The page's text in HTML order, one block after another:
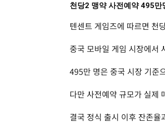
천당2 맹약 사전예약 495만
텐센트 게임즈에 따르면 천
중국 모바일 게임 시장에서
495만 명은 중국 시장 기준
다만 사전예약 규모가 실제
결국 정식 출시 이후 잔존